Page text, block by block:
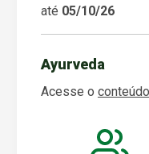
até 05/10/26
Ayurveda
Acesse o